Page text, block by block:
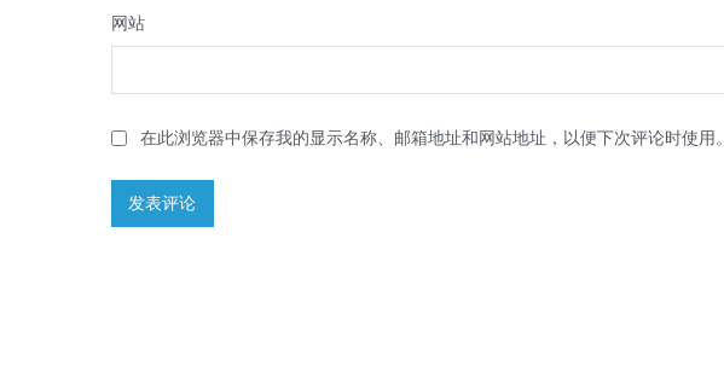
网站
在此浏览器中保存我的显示名称、邮箱地址和网站地址，以便下次评论时使用。